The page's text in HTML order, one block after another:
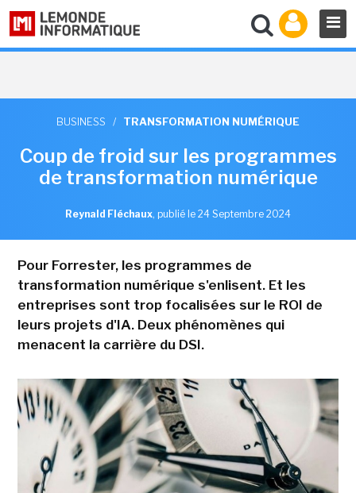
BUSINESS / TRANSFORMATION NUMÉRIQUE
Coup de froid sur les programmes
de transformation numérique
Reynald Fléchaux, publié le 24 Septembre 2024
Pour Forrester, les programmes de
transformation numérique s'enlisent. Et les
entreprises sont trop focalisées sur le ROI de
leurs projets d'IA. Deux phénomènes qui
menacent la carrière du DSI.